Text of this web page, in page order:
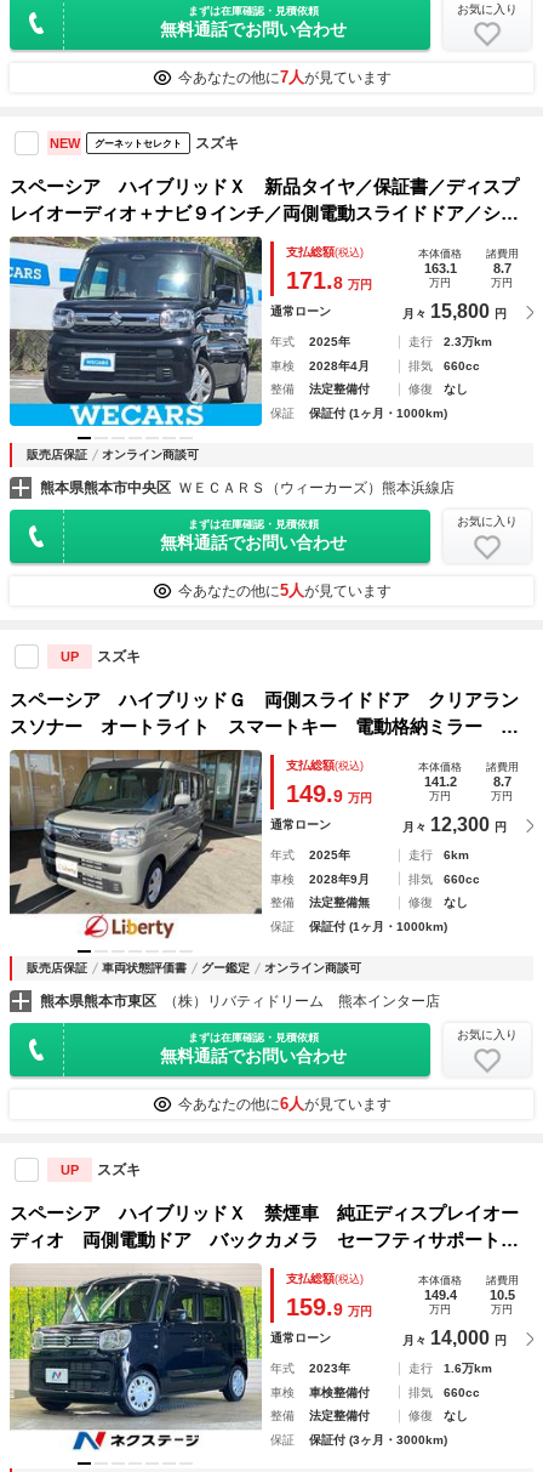
まずは在庫確認・見積依頼
無料通話でお問い合わせ
お気に入り
今あなたの他に7人が見ています
NEW グーネットセレクト スズキ
スペーシア ハイブリッドＸ 新品タイヤ／保証書／ディスプ
レイオーディオ＋ナビ９インチ／両側電動スライドドア／シー
トヒーター 前席／全方位モニター／車線逸脱防止支援システ
ム／ヘッドランプ ＬＥＤ／ＵＳＢジャック
支払総額(税込)
171.8 万円
本体価格
163.1
万円
諸費用
8.7
万円
通常ローン 月々 15,800 円
年式 2025年 走行
2.3万km
車検
2028年4月 排気
660cc
整備
法定整備付 修復
なし
保証
保証付 (1ヶ月・1000km)
販売店保証 オンライン商談可
熊本県熊本市中央区 ＷＥＣＡＲＳ（ウィーカーズ）熊本浜線店
まずは在庫確認・見積依頼
無料通話でお問い合わせ
お気に入り
今あなたの他に5人が見ています
UP スズキ
スペーシア ハイブリッドＧ 両側スライドドア クリアラン
スソナー オートライト スマートキー 電動格納ミラー ベ
ンチシート ＣＶＴ エアコン パワーステアリング
支払総額(税込)
149.9 万円
本体価格
141.2
万円
諸費用
8.7
万円
通常ローン 月々 12,300 円
年式 2025年 走行
6km
車検
2028年9月 排気
660cc
整備
法定整備無 修復
なし
保証
保証付 (1ヶ月・1000km)
販売店保証 車両状態評価書 グー鑑定 オンライン商談可
熊本県熊本市東区 （株）リバティドリーム 熊本インター店
まずは在庫確認・見積依頼
無料通話でお問い合わせ
お気に入り
今あなたの他に6人が見ています
UP スズキ
スペーシア ハイブリッドＸ 禁煙車 純正ディスプレイオー
ディオ 両側電動ドア バックカメラ セーフティサポート
リアパーキングセンサ ＡｐｐｌｅＣａｒＰｌａｙ スマート
キー オートエアコン シートヒーター 後席サーキュレータ
支払総額(税込)
159.9 万円
本体価格
149.4
万円
諸費用
10.5
万円
通常ローン 月々 14,000 円
年式 2023年 走行
1.6万km
車検
車検整備付 排気
660cc
整備
法定整備付 修復
なし
保証
保証付 (3ヶ月・3000km)